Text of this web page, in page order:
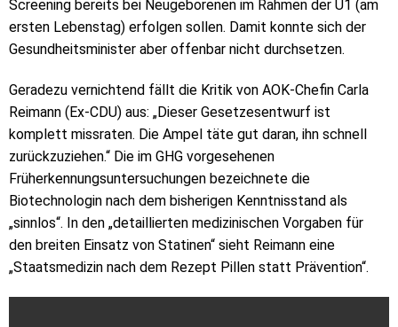
Screening bereits bei Neugeborenen im Rahmen der U1 (am
ersten Lebenstag) erfolgen sollen. Damit konnte sich der
Gesundheitsminister aber offenbar nicht durchsetzen.
Geradezu vernichtend fällt die Kritik von AOK-Chefin Carla
Reimann (Ex-CDU) aus: „Dieser Gesetzesentwurf ist
komplett missraten. Die Ampel täte gut daran, ihn schnell
zurückzuziehen.“ Die im GHG vorgesehenen
Früherkennungsuntersuchungen bezeichnete die
Biotechnologin nach dem bisherigen Kenntnisstand als
„sinnlos“. In den „detaillierten medizinischen Vorgaben für
den breiten Einsatz von Statinen“ sieht Reimann eine
„Staatsmedizin nach dem Rezept Pillen statt Prävention“.